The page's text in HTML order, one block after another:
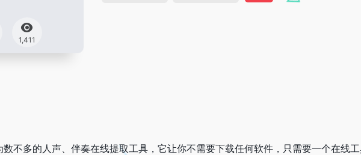
1,411
不多的人声、伴奏在线提取工具，它让你不需要下载任何软件，只需要一个在线